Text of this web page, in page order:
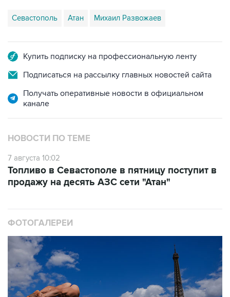
Севастополь Атан Михаил Развожаев
Купить подписку на профессиональную ленту
Подписаться на рассылку главных новостей сайта
Получать оперативные новости в официальном
канале
НОВОСТИ ПО ТЕМЕ
7 августа 10:02
Топливо в Севастополе в пятницу поступит в
продажу на десять АЗС сети "Атан"
ФОТОГАЛЕРЕИ